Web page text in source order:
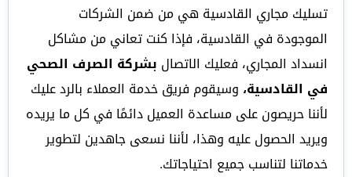
تسليك مجاري القادسية هي من ضمن الشركات
الموجودة في القادسية، فإذا كنت تعاني من مشاكل
انسداد المجاري، فعليك الاتصال بشركة الصرف الصحي
في القادسية، وسيقوم فريق خدمة العملاء بالرد عليك
لأننا حريصون على مساعدة العميل دائمًا في كل ما يريده
ويريد الحصول عليه وهذا، لأننا نسعى جاهدين لتطوير
خدماتنا لتناسب جميع احتياجاتك.